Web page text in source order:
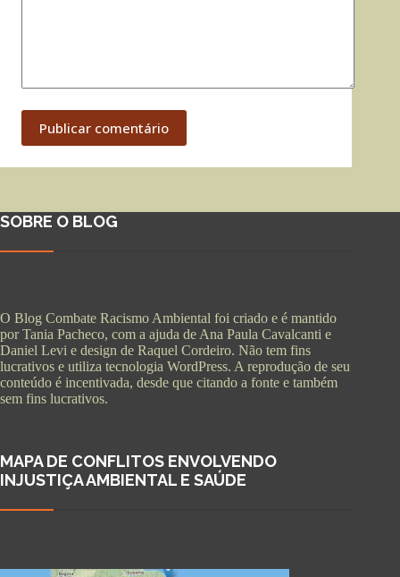
Publicar comentário
SOBRE O BLOG
O Blog Combate Racismo Ambiental foi criado e é mantido
por Tania Pacheco, com a ajuda de Ana Paula Cavalcanti e
Daniel Levi e design de Raquel Cordeiro. Não tem fins
lucrativos e utiliza tecnologia WordPress. A reprodução de seu
conteúdo é incentivada, desde que citando a fonte e também
sem fins lucrativos.
MAPA DE CONFLITOS ENVOLVENDO
INJUSTIÇA AMBIENTAL E SAÚDE